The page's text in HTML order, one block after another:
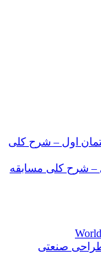
اول – شرح کلی
شرح کلی مسابقه
صنعتی